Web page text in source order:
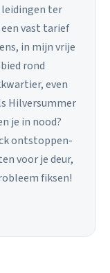
leidingen ter
vast tarief
in mijn vrije
rond
even
Hilversummer
je in nood?
ontstoppen-
voor je deur,
fiksen!